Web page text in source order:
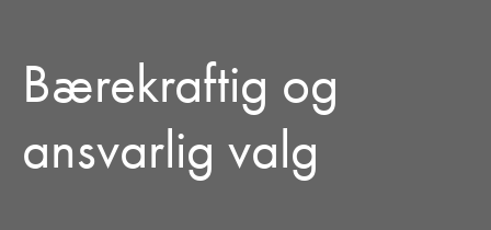
Bærekraftig og
ansvarlig valg